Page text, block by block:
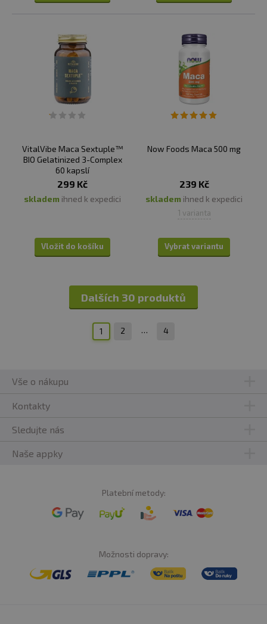
VitalVibe Maca Sextuple™
BIO Gelatinized 3-Complex
60 kapslí
299 Kč
skladem ihned k expedici
Vložit do košíku
Now Foods Maca 500 mg
239 Kč
skladem ihned k expedici
1 varianta
Vybrat variantu
1 2 … 4
Dalších 30 produktů
Vše o nákupu
Kontakty
Sledujte nás
Naše appky
Platební metody:
Možnosti dopravy: